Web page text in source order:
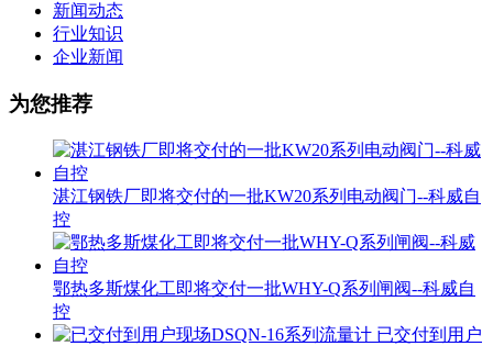
新闻动态
行业知识
企业新闻
为您推荐
湛江钢铁厂即将交付的一批KW20系列电动阀门--科威自
控
鄂热多斯煤化工即将交付一批WHY-Q系列闸阀--科威自
控
已交付到用户